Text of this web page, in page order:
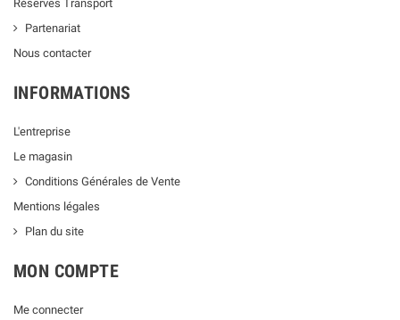
Réserves Transport
Partenariat
Nous contacter
INFORMATIONS
L'entreprise
Le magasin
Conditions Générales de Vente
Mentions légales
Plan du site
MON COMPTE
Me connecter